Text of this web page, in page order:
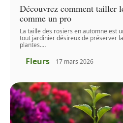
Découvrez comment tailler
comme un pro
La taille des rosiers en automne est
tout jardinier désireux de préserver
plantes.…
Fleurs 17 mars 2026